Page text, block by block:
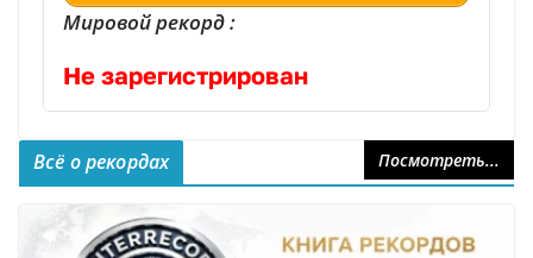
Мировой рекорд :
Не зарегистрирован
Всё о рекордах Посмотреть...